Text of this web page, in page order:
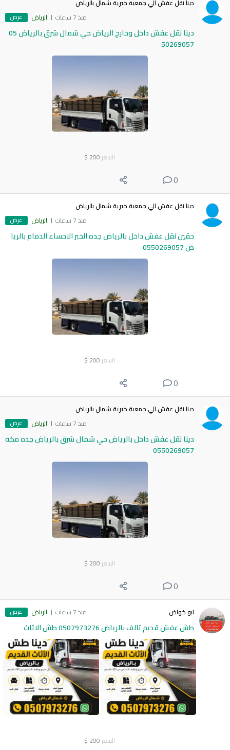
دينا نقل عفش الي جمعية خيرية شمال بالرياض
منذ 7 ساعات
الرياض عرض
دينا نقل عفش داخل وخارج الرياض حي شمال شرق بالرياض 05
50269057
السعر 200
$
0
دينا نقل عفش الي جمعية خيرية شمال بالرياض
منذ 7 ساعات
الرياض عرض
حقين نقل عفش داخل بالرياض جده الخبر الاحساء الدمام بالريا
ض 0550269057
السعر 200
$
0
دينا نقل عفش الي جمعية خيرية شمال بالرياض
منذ 7 ساعات
الرياض عرض
دينا نقل عفش داخل بالرياض حي شمال شرق بالرياض جده مكه
0550269057
السعر 200
$
0
ابو خواض منذ 7 ساعات الرياض عرض
طش عفش قديم تالف بالرياض 0507973276 طش الاثاث
السعر 200
$